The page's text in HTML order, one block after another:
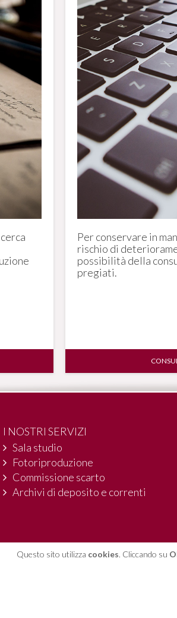
Per conservare in
rischio di
possibilità della
pregiati.
I NOSTRI SERVIZI
Sala studio
Fotoriproduzione
Commissione scarto
Archivi di deposito e correnti
Questo sito utilizza cookies. Cliccando su